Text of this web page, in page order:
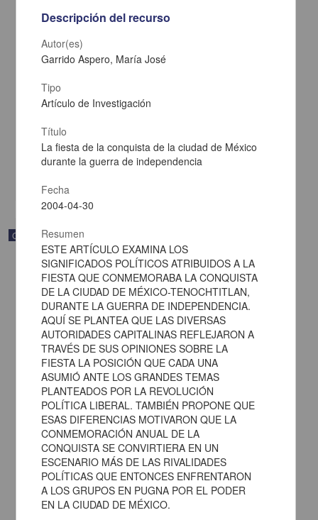
Carta de José María Maytorena a Francisco I. Madero en la que
Maytorena, José María
[sin fecha]
Multidisciplina
Correspondencia postal
Carta de Francisco Martínez Baca a Francisco I. Madero
felicitándolo por el triunfo de la causa
Martínez Baca, Francisco
[sin fecha]
Multidisciplina
Descripción del recurso
Autor(es)
Garrido Aspero, María José
Tipo
Artículo de Investigación
Título
La fiesta de la conquista de la ciudad de México
durante la guerra de independencia
Fecha
2004-04-30
Resumen
ESTE ARTÍCULO EXAMINA LOS
SIGNIFICADOS POLÍTICOS ATRIBUIDOS A LA
FIESTA QUE CONMEMORABA LA CONQUISTA
DE LA CIUDAD DE MÉXICO-TENOCHTITLAN,
DURANTE LA GUERRA DE INDEPENDENCIA.
AQUÍ SE PLANTEA QUE LAS DIVERSAS
AUTORIDADES CAPITALINAS REFLEJARON A
TRAVÉS DE SUS OPINIONES SOBRE LA
FIESTA LA POSICIÓN QUE CADA UNA
ASUMIÓ ANTE LOS GRANDES TEMAS
PLANTEADOS POR LA REVOLUCIÓN
POLÍTICA LIBERAL. TAMBIÉN PROPONE QUE
ESAS DIFERENCIAS MOTIVARON QUE LA
CONMEMORACIÓN ANUAL DE LA
CONQUISTA SE CONVIRTIERA EN UN
ESCENARIO MÁS DE LAS RIVALIDADES
POLÍTICAS QUE ENTONCES ENFRENTARON
A LOS GRUPOS EN PUGNA POR EL PODER
EN LA CIUDAD DE MÉXICO.